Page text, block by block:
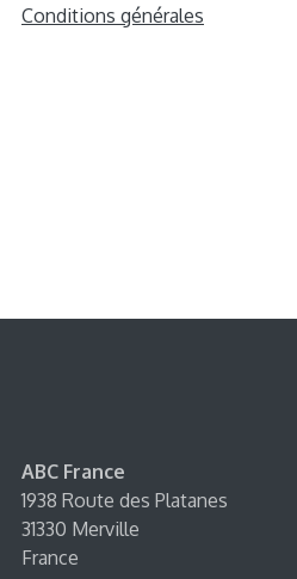
Conditions générales
ABC France
1938 Route des Platanes
31330 Merville
France